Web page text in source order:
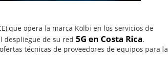
opera la marca Kölbi en los servicios de
despliegue de su red5G en Costa Rica.
técnicas de proveedores de equipos para la